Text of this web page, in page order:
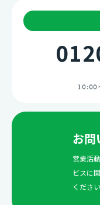
お問
営業活
ビスに
ください